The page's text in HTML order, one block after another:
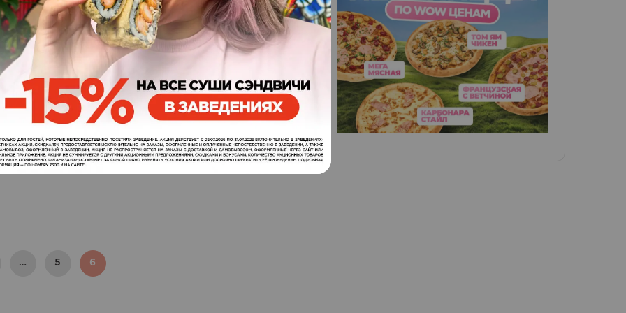
Обязательные ингредиенты
для суши и роллов
28 марта 2017 Комментариев нет
Японская кухня стала крайне популярна в наше время.
Практически каждый ресторан предлагает нам
экзотические блюда, а Интернет наполнен рецептами
по приготовлению суши и роллов на дому. Какие же
ингредиенты должны…
ЧИТАТЬ ЕЩЕ →
… 5 6